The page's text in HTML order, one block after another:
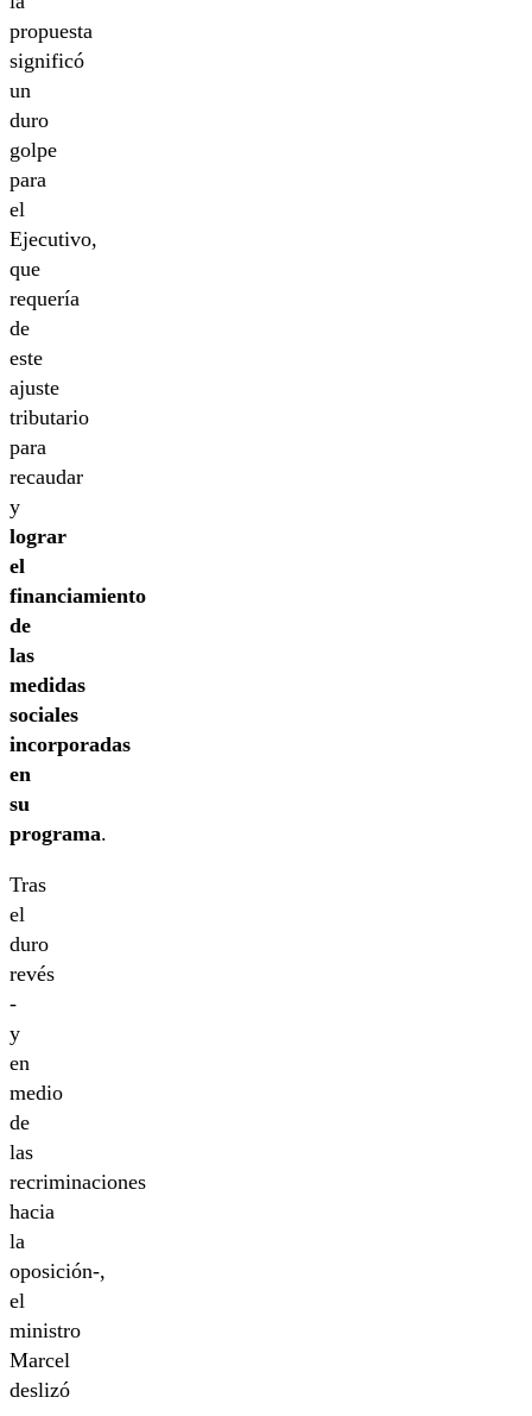
propuesta
significó
un
duro
golpe
para
el
Ejecutivo,
que
requería
de
este
ajuste
tributario
para
recaudar
y
lograr
el
financiamiento
de
las
medidas
sociales
incorporadas
en
su
programa.
Tras
el
duro
revés
-
y
en
medio
de
las
recriminaciones
hacia
la
oposición-,
el
ministro
Marcel
deslizó